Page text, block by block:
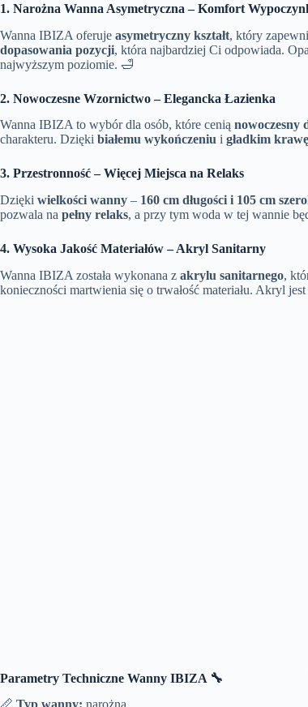
1. Narożna Wanna Asymetryczna – Komfort
Wanna IBIZA oferuje asymetryczny kształt, który
dopasowania pozycji, która najbardziej Ci odpowiada.
najwyższym poziomie. 🛁
2. Nowoczesne Wzornictwo – Elegancka Łazienka
Wanna IBIZA to wybór dla osób, które cenią nowoczesny
charakteru. Dzięki białemu wykończeniu i gładkim
3. Przestronność – Więcej Miejsca na Relaks
Dzięki wielkości wanny – 160 cm długości i 105 cm
pozwala na pełny relaks, a przy tym woda w tej wannie
4. Wysoka Jakość Materiałów – Akryl Sanitarny
Wanna IBIZA została wykonana z akrylu sanitarnego,
konieczności martwienia się o trwałość materiału. Akryl jest
Parametry Techniczne Wanny IBIZA 🔧